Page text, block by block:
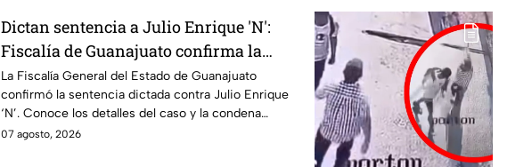
Dictan sentencia a Julio Enrique 'N':
Fiscalía de Guanajuato confirma la
condena
La Fiscalía General del Estado de Guanajuato
confirmó la sentencia dictada contra Julio Enrique
‘N’. Conoce los detalles del caso y la condena
impuesta.
07 agosto, 2026